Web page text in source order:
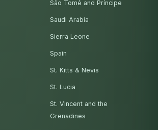
São Tomé and Príncipe
Saudi Arabia
Sierra Leone
Spain
St. Kitts & Nevis
St. Lucia
St. Vincent and the
Grenadines